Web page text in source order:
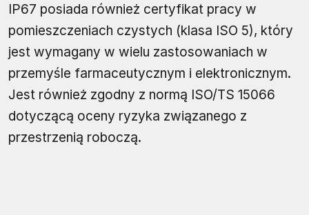
IP67 posiada również certyfikat pracy w
pomieszczeniach czystych (klasa ISO 5), który
jest wymagany w wielu zastosowaniach w
przemyśle farmaceutycznym i elektronicznym.
Jest również zgodny z normą ISO/TS 15066
dotyczącą oceny ryzyka związanego z
przestrzenią roboczą.